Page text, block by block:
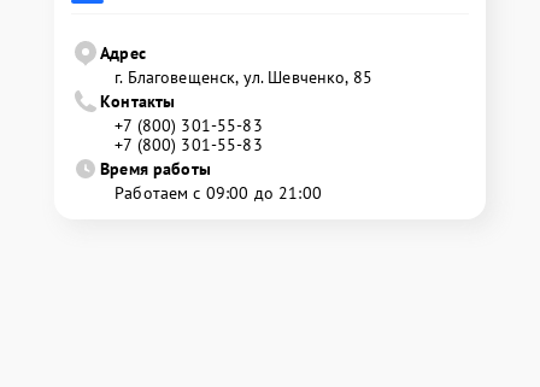
Адрес
г. Благовещенск, ул. Шевченко, 85
Контакты
+7 (800) 301-55-83
+7 (800) 301-55-83
Время работы
Работаем с 09:00 до 21:00